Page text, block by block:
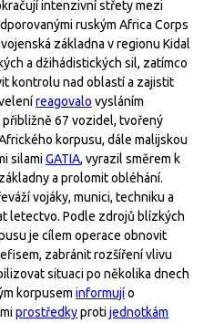
intenzivní střety mezi
ruským Africa Corps
základna v regionu Kidal
a džihádistických sil, zatímco
kontrolu nad oblastí a zajistit
reagovalo vysláním
přibližně 67 vozidel, tvořený
korpusu, dále malijskou
silamiGATIA, vyrazil směrem k
a prolomit obléhání.
vojáky, munici, techniku a
letectvo. Podle zdrojů blízkých
je cílem operace obnovit
zabránit rozšíření vlivu
situaci po několika dnech
korpusem informujío
prostředkyprotijednotkám